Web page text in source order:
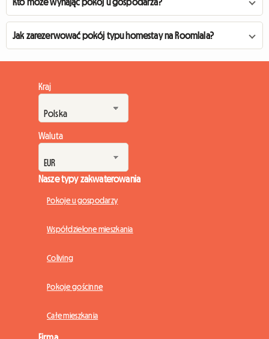
Jak zarezerwować pokój typu homestay na Roomlala?
Kraj
Waluta
Nasze typy zakwaterowania
Pokoje u gospodarzy
Współdzielone mieszkania
Coliving
Pokoje gościnne
Całe mieszkania
Firma